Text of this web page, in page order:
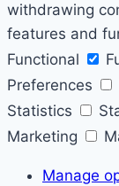
withdrawing
features and
Functional
Preferences
Statistics
Marketing
Manage